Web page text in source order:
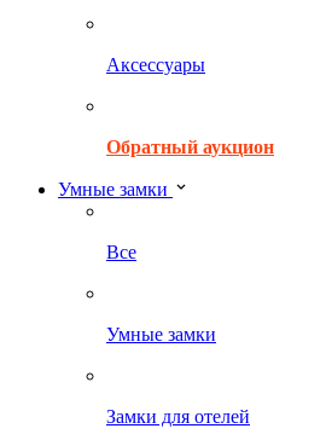
Аксессуары
Обратный аукцион
Умные замки
Все
Умные замки
Замки для отелей